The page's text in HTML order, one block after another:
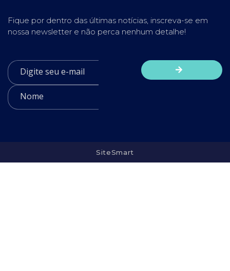
Fique por dentro das últimas notícias, inscreva-se em
nossa newsletter e não perca nenhum detalhe!
SiteSmart